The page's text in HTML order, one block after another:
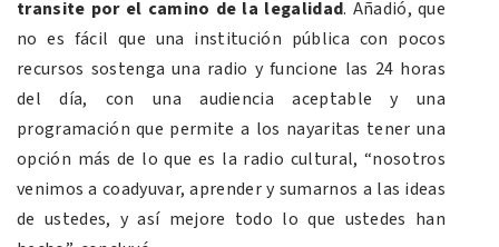
transite por el camino de la legalidad. Añadió, que
no es fácil que una institución pública con pocos
recursos sostenga una radio y funcione las 24 horas
del día, con una audiencia aceptable y una
programación que permite a los nayaritas tener una
opción más de lo que es la radio cultural, “nosotros
venimos a coadyuvar, aprender y sumarnos a las ideas
de ustedes, y así mejore todo lo que ustedes han